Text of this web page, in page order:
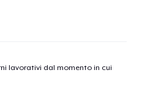
lavorativi dal momento in cui
Pagina di